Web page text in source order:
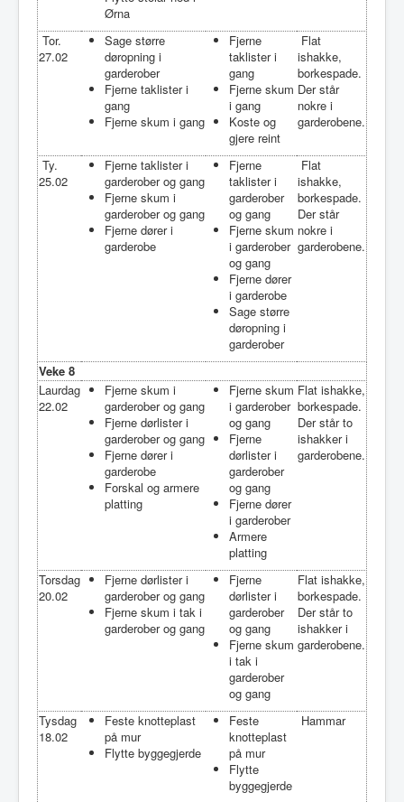
Ørna
Tor.
27.02
Sage større
døropning i
garderober
Fjerne taklister i
gang
Fjerne skum i gang
Fjerne
taklister i
gang
Fjerne skum
i gang
Koste og
gjere reint
Flat
ishakke,
borkespade.
Der står
nokre i
garderobene.
Ty.
25.02
Fjerne taklister i
garderober og gang
Fjerne skum i
garderober og gang
Fjerne dører i
garderobe
Fjerne
taklister i
garderober
og gang
Fjerne skum
i garderober
og gang
Fjerne dører
i garderobe
Sage større
døropning i
garderober
Flat
ishakke,
borkespade.
Der står
nokre i
garderobene.
Veke 8
Laurdag
22.02
Fjerne skum i
garderober og gang
Fjerne dørlister i
garderober og gang
Fjerne dører i
garderobe
Forskal og armere
platting
Fjerne skum
i garderober
og gang
Fjerne
dørlister i
garderober
og gang
Fjerne dører
i garderober
Armere
platting
Flat ishakke,
borkespade.
Der står to
ishakker i
garderobene.
Torsdag
20.02
Fjerne dørlister i
garderober og gang
Fjerne skum i tak i
garderober og gang
Fjerne
dørlister i
garderober
og gang
Fjerne skum
i tak i
garderober
og gang
Flat ishakke,
borkespade.
Der står to
ishakker i
garderobene.
Tysdag
18.02
Feste knotteplast
på mur
Flytte byggegjerde
Feste
knotteplast
på mur
Flytte
byggegjerde
Hammar